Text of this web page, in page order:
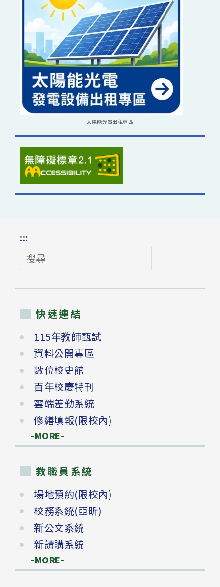
太陽能光電出租專區
:::
搜
尋
快速連結
115年教師甄試
資料公開專區
數位校史館
百年校慶特刊
雲端差勤系統
修繕填報(限校內)
-MORE-
教職員系統
場地預約(限校內)
校務系統(亞昕)
新公文系統
新請購系統
-MORE-